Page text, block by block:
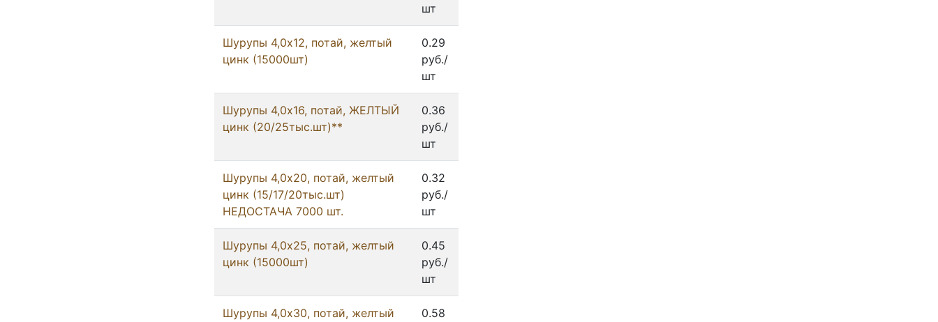
шт
Шурупы 4,0x12, потай, желтый
цинк (15000шт)
0.29
руб./
шт
Шурупы 4,0x16, потай, ЖЕЛТЫЙ
цинк (20/25тыс.шт)**
0.36
руб./
шт
Шурупы 4,0x20, потай, желтый
цинк (15/17/20тыс.шт)
НЕДОСТАЧА 7000 шт.
0.32
руб./
шт
Шурупы 4,0x25, потай, желтый
цинк (15000шт)
0.45
руб./
шт
Шурупы 4,0x30, потай, желтый
0.58